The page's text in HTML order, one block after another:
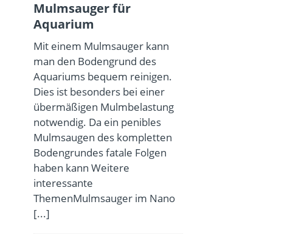
Mulmsauger für
Aquarium
Mit einem Mulmsauger kann
man den Bodengrund des
Aquariums bequem reinigen.
Dies ist besonders bei einer
übermäßigen Mulmbelastung
notwendig. Da ein penibles
Mulmsaugen des kompletten
Bodengrundes fatale Folgen
haben kann Weitere
interessante
ThemenMulmsauger im Nano
[...]